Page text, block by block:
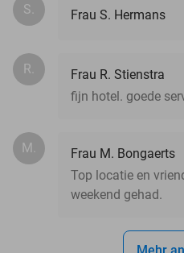
S. Frau S. Hermans
R.
Frau R. Stienstra
fijn hotel. goede
M.
Frau M. Bongaerts
Top locatie en
weekend gehad.
Mehr